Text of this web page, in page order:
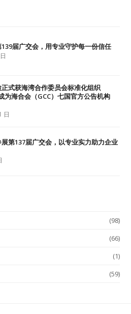
届广交会，用专业守护每一份信任
式获海湾合作委员会标准化组织
为海合会（GCC）七国官方公告机构
日
第137届广交会，以专业实力助力企业
(98)
(66)
(1)
(59)